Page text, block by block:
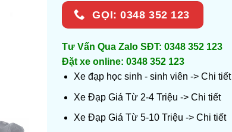
GỌI: 0348 352 123
Tư Vấn Qua Zalo SĐT: 0348 352 123
Đặt xe online: 0348 352 123
Xe đạp học sinh - sinh viên ->Chi tiết
Xe Đạp Giá Từ 2-4 Triệu ->Chi tiết
Xe Đạp Giá Từ 5-10 Triệu ->Chi tiết